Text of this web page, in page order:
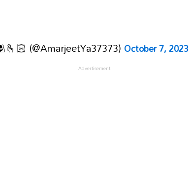
(@AmarjeetYa37373) October 7, 2023